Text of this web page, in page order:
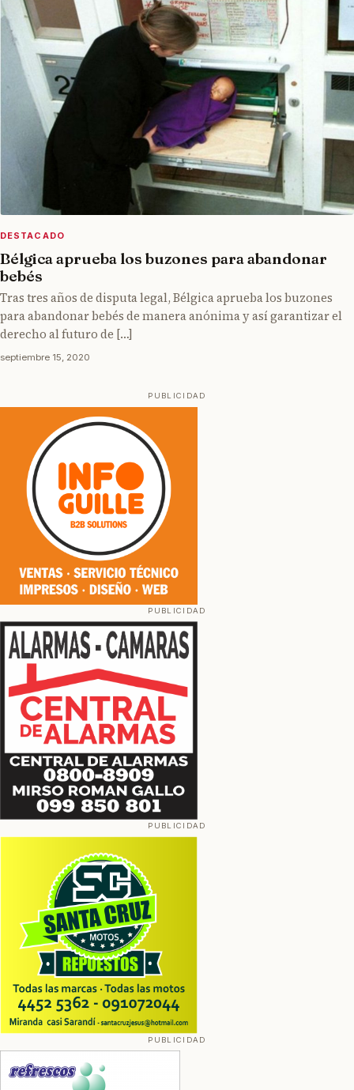
DESTACADO
Bélgica aprueba los buzones para abandonar
bebés
Tras tres años de disputa legal, Bélgica aprueba los buzones
para abandonar bebés de manera anónima y así garantizar el
derecho al futuro de […]
septiembre 15, 2020